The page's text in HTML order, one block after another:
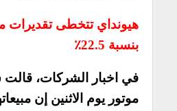
بنسبة 22.5٪
في اخبار الشركات، قالت
موتور يوم الاثنين إن